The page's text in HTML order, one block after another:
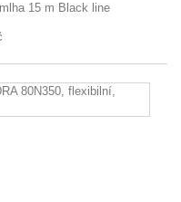
15 m Black line